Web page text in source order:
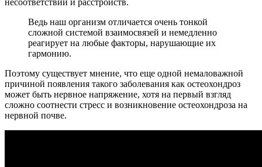
Ведь наш организм отличается очень тонкой
сложной системой взаимосвязей и немедленно
реагирует на любые факторы, нарушающие их
гармонию.
Поэтому существует мнение, что еще одной немаловажной
причиной появления такого заболевания как остеохондроз
может быть нервное напряжение, хотя на первый взгляд
сложно соотнести стресс и возникновение остеохондроза на
нервной почве.